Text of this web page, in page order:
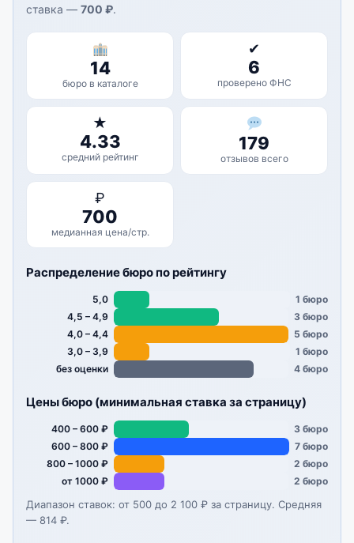
ставка — 700 ₽.
14
бюро в каталоге
✔
6
проверено ФНС
★
4.33
средний рейтинг
179
отзывов всего
₽
700
медианная цена/стр.
Распределение бюро по рейтингу
5,0
1 бюро
4,5 – 4,9
3 бюро
4,0 – 4,4
5 бюро
3,0 – 3,9
1 бюро
без оценки
4 бюро
Цены бюро (минимальная ставка за страницу)
400 – 600 ₽
3 бюро
600 – 800 ₽
7 бюро
800 – 1000 ₽
2 бюро
от 1000 ₽
2 бюро
Диапазон ставок: от 500 до 2 100 ₽ за страницу. Средняя
— 814 ₽.